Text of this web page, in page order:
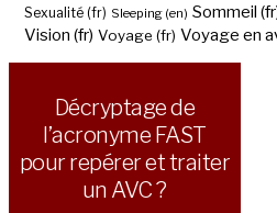
Sexualité (fr) Sleeping (en) Sommeil
Vision (fr) Voyage (fr) Voyage en
Décryptage de
l’acronyme FAST
pour repérer et traiter
un AVC ?